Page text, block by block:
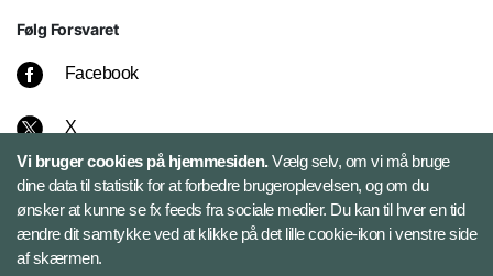
Følg Forsvaret
Facebook
X
Instagram
Bluesky
Vi bruger cookies på hjemmesiden.Vælg selv, om vi må bruge
dine data til statistik for at forbedre brugeroplevelsen, og om du
ønsker at kunne se fx feeds fra sociale medier. Du kan til hver en tid
ændre dit samtykke ved at klikke på det lille cookie-ikon i venstre side
af skærmen.